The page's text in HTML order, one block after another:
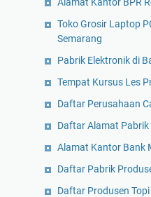
Toko Grosir Laptop
Semarang
Pabrik Elektronik di
Tempat Kursus Les
Daftar Perusahaan
Daftar Alamat Pabrik
Alamat Kantor Bank
Daftar Pabrik
Daftar Produsen